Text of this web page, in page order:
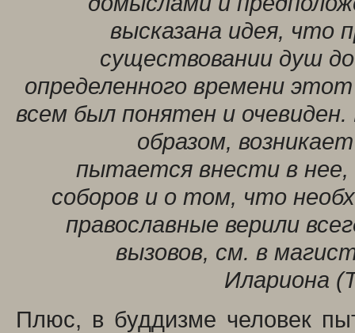
высказана идея, что
существовании душ
определенного времени
всем был понятен и
образом,
пытается внести в нее,
соборов и о том, что
православные верили
вызовов, см. в
Илариона
Плюс, в буддизме человек